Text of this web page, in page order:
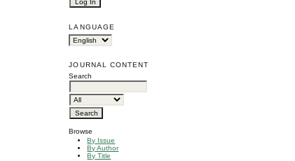
LANGUAGE
JOURNAL CONTENT
Search
Browse
By Issue
By Author
By Title